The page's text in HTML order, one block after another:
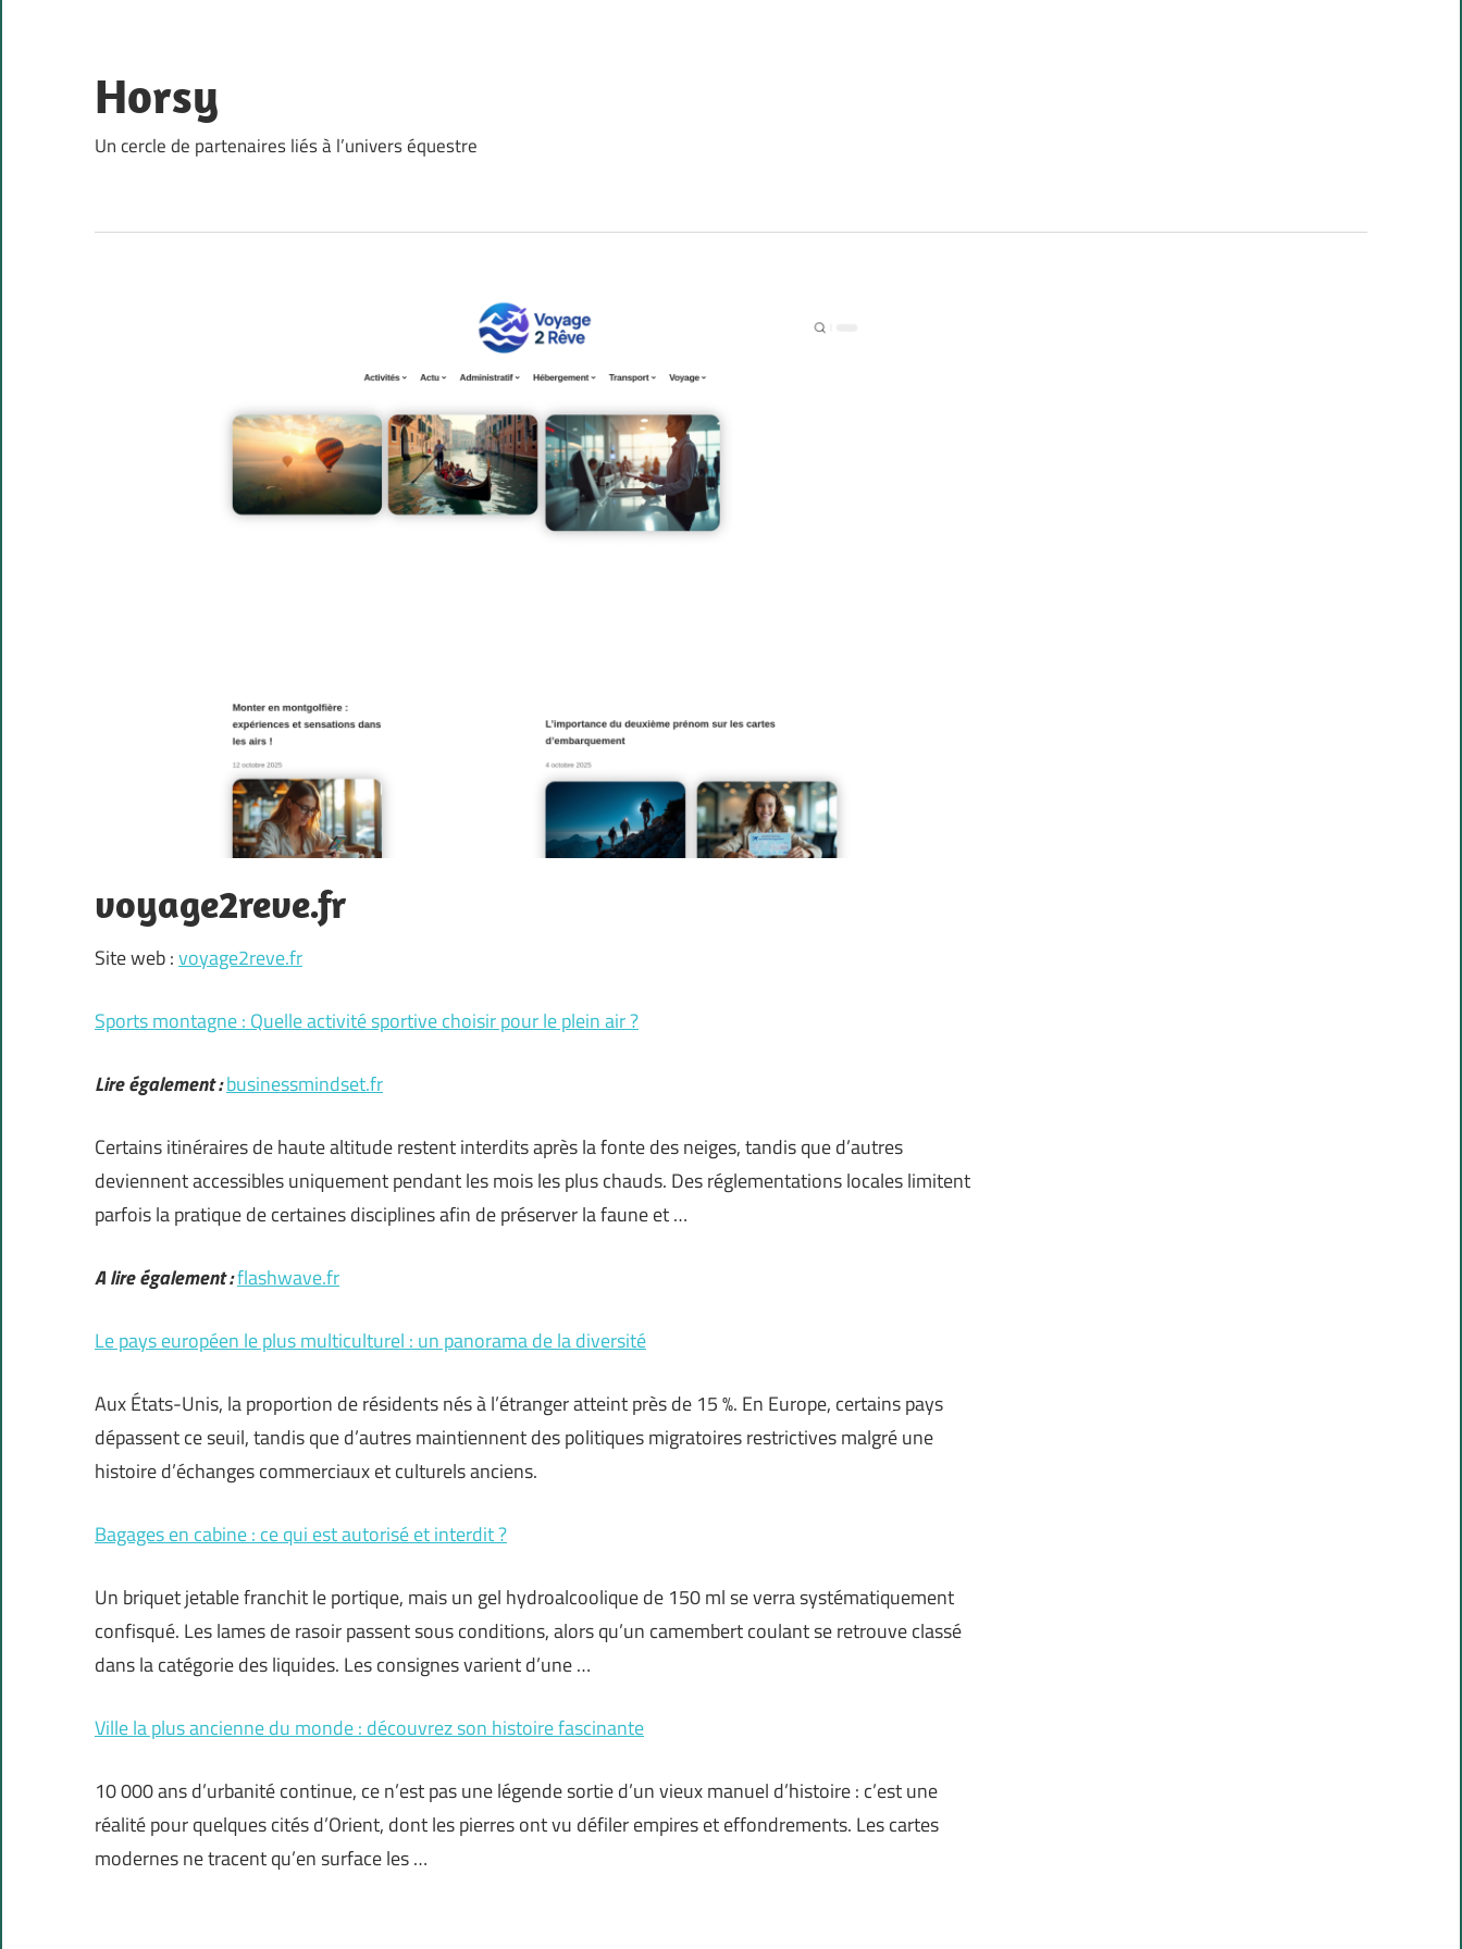
content
Horsy
Un cercle de partenaires liés à l’univers équestre
voyage2reve.fr
Site web :voyage2reve.fr
Sports montagne : Quelle activité sportive choisir pour le plein air ?
Lire également :businessmindset.fr
Certains itinéraires de haute altitude restent interdits après la fonte des neiges, tandis que d’autres
deviennent accessibles uniquement pendant les mois les plus chauds. Des réglementations locales limitent
parfois la pratique de certaines disciplines afin de préserver la faune et …
A lire également :flashwave.fr
Le pays européen le plus multiculturel : un panorama de la diversité
Aux États-Unis, la proportion de résidents nés à l’étranger atteint près de 15 %. En Europe, certains pays
dépassent ce seuil, tandis que d’autres maintiennent des politiques migratoires restrictives malgré une
histoire d’échanges commerciaux et culturels anciens.
Bagages en cabine : ce qui est autorisé et interdit ?
Un briquet jetable franchit le portique, mais un gel hydroalcoolique de 150 ml se verra systématiquement
confisqué. Les lames de rasoir passent sous conditions, alors qu’un camembert coulant se retrouve classé
dans la catégorie des liquides. Les consignes varient d’une …
Ville la plus ancienne du monde : découvrez son histoire fascinante
10 000 ans d’urbanité continue, ce n’est pas une légende sortie d’un vieux manuel d’histoire : c’est une
réalité pour quelques cités d’Orient, dont les pierres ont vu défiler empires et effondrements. Les cartes
modernes ne tracent qu’en surface les …